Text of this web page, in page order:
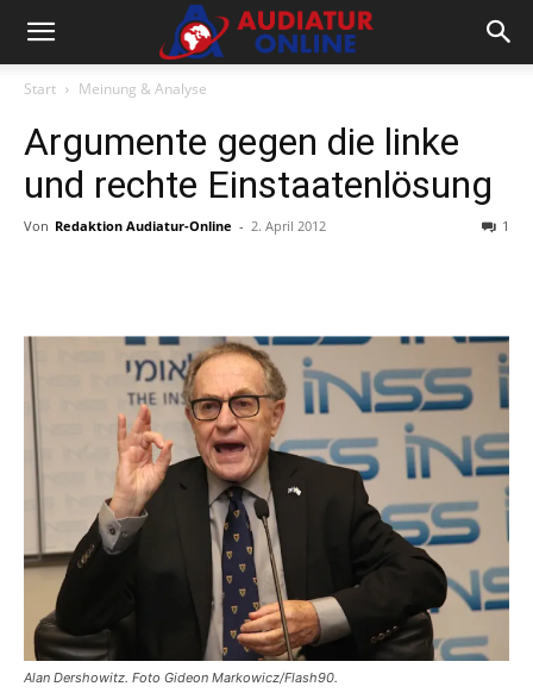
Start Meinung & Analyse
Argumente gegen die linke
und rechte Einstaatenlösung
Von Redaktion Audiatur-Online - 2. April 2012 1
Alan Dershowitz. Foto Gideon Markowicz/Flash90.